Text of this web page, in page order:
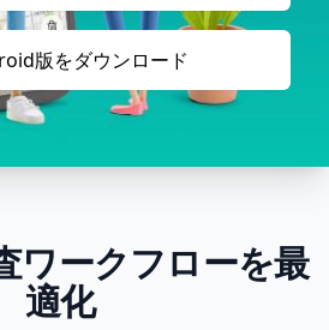
版をダウンロード
ワークフローを最
適化